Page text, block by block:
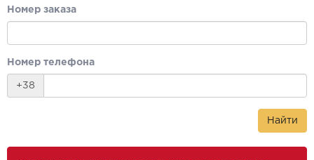
Номер заказа
Номер телефона
+38
Найти